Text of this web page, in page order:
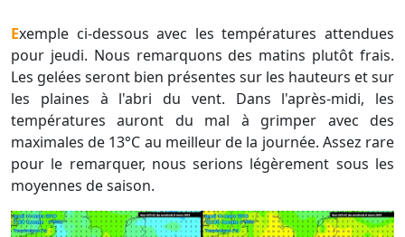
Exemple ci-dessous avec les températures attendues
pour jeudi. Nous remarquons des matins plutôt frais.
Les gelées seront bien présentes sur les hauteurs et sur
les plaines à l'abri du vent. Dans l'après-midi, les
températures auront du mal à grimper avec des
maximales de 13°C au meilleur de la journée. Assez rare
pour le remarquer, nous serions légèrement sous les
moyennes de saison.